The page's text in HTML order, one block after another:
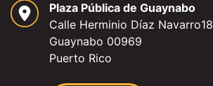
Plaza Pública de Guaynabo
Calle Herminio Díaz Navarro18
Guaynabo 00969
Puerto Rico